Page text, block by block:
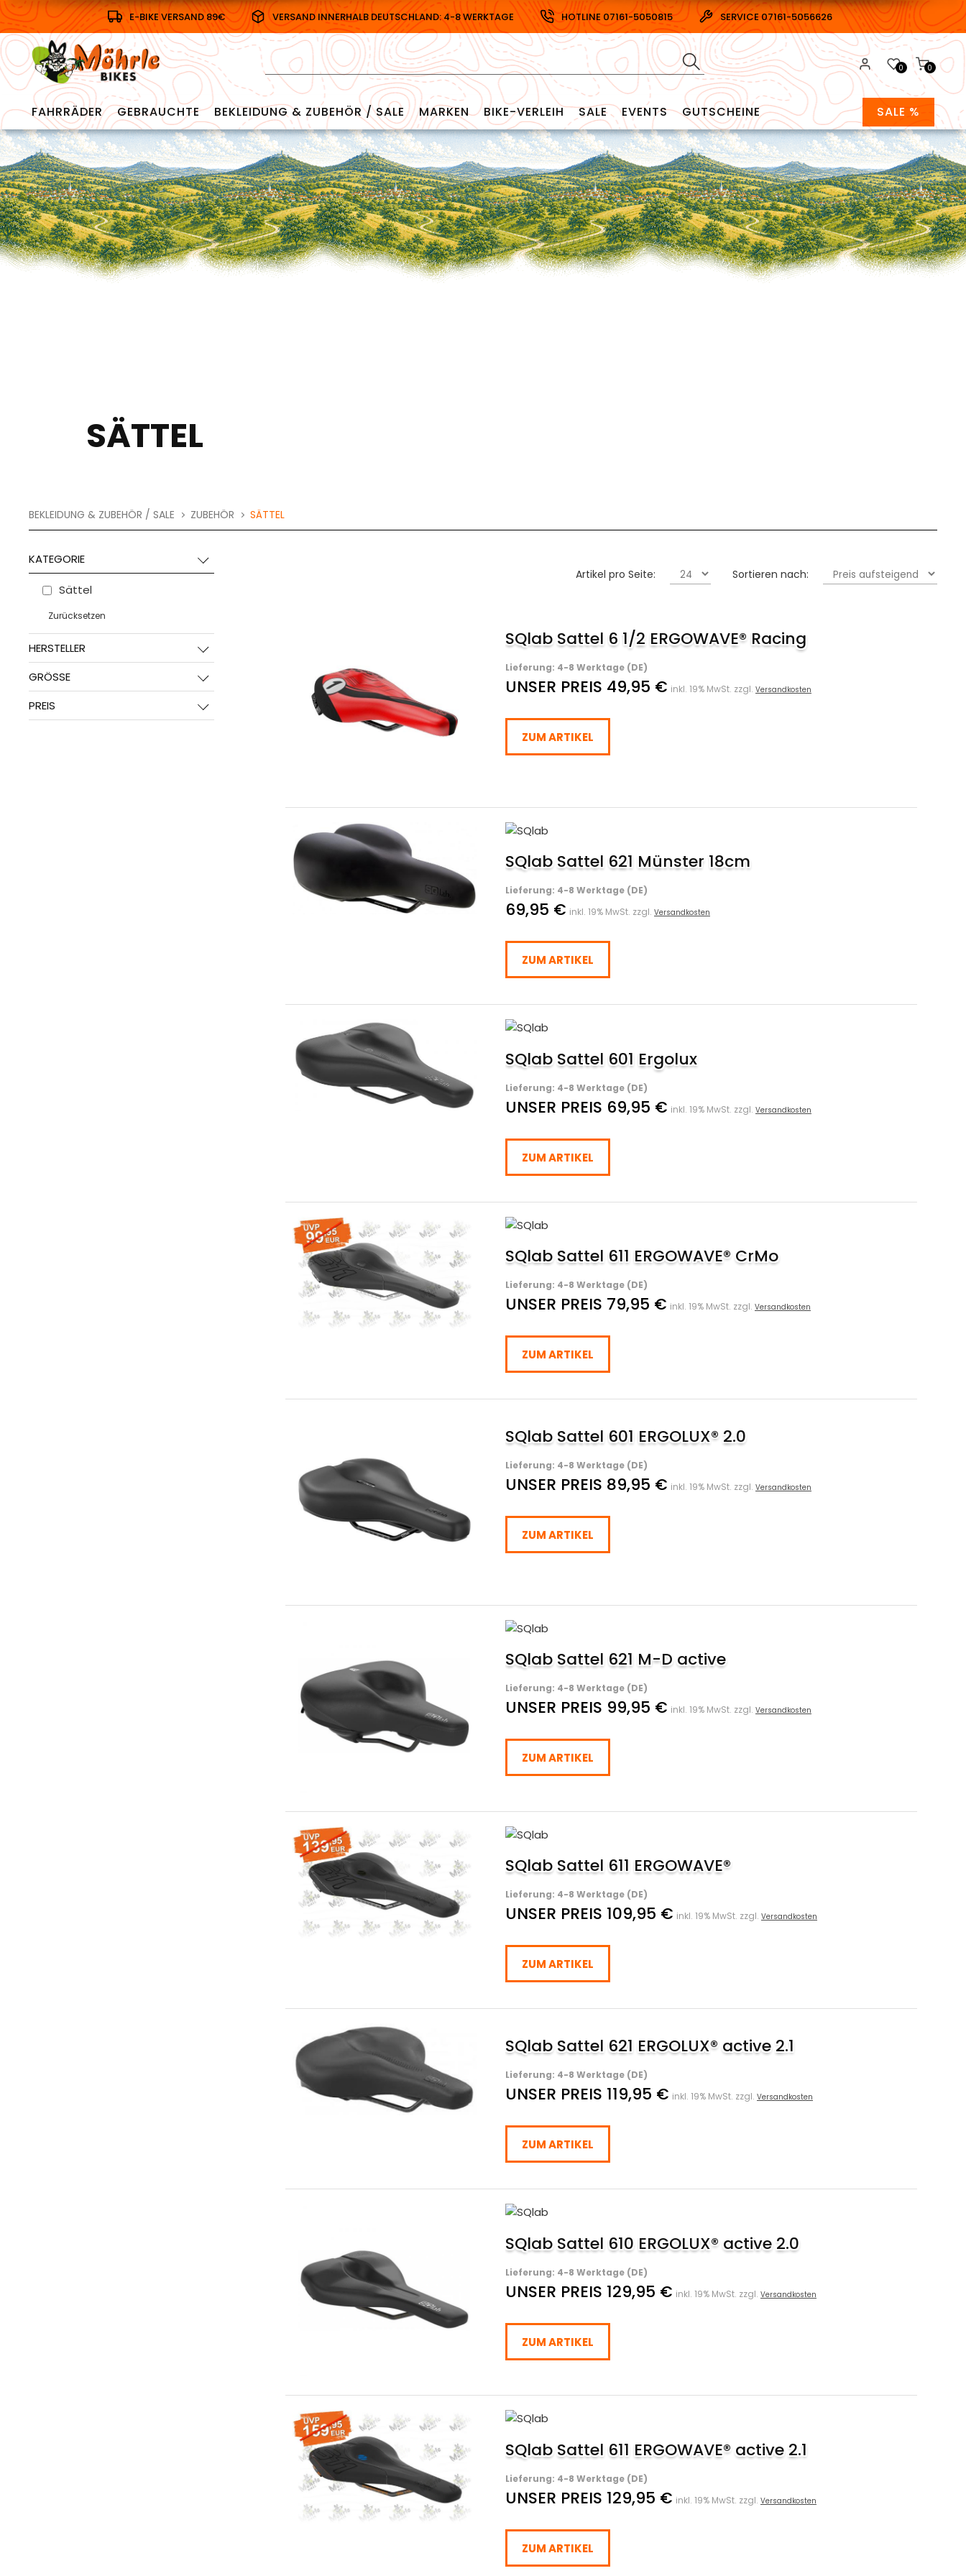
E-BIKE VERSAND 89€ VERSAND INNERHALB DEUTSCHLAND: 4-8 WERKTAGE HOTLINE 07161-5050815 SERVICE 07161-5056626
0
0
FAHRRÄDER GEBRAUCHTE BEKLEIDUNG & ZUBEHÖR / SALE MARKEN BIKE-VERLEIH SALE EVENTS GUTSCHEINE SALE %
SÄTTEL
BEKLEIDUNG & ZUBEHÖR / SALE ZUBEHÖR SÄTTEL
KATEGORIE
Sättel
Zurücksetzen
HERSTELLER
GRÖSSE
PREIS
Sortieren nach:
Artikel pro Seite:
SQlab Sattel 6 1/2 ERGOWAVE® Racing
Lieferung: 4-8 Werktage (DE)
UNSER PREIS 49,95 € inkl. 19% MwSt. zzgl. Versandkosten
ZUM ARTIKEL
SQlab Sattel 621 Münster 18cm
Lieferung: 4-8 Werktage (DE)
69,95 € inkl. 19% MwSt. zzgl. Versandkosten
ZUM ARTIKEL
SQlab Sattel 601 Ergolux
Lieferung: 4-8 Werktage (DE)
UNSER PREIS 69,95 € inkl. 19% MwSt. zzgl. Versandkosten
ZUM ARTIKEL
SQlab Sattel 611 ERGOWAVE® CrMo
Lieferung: 4-8 Werktage (DE)
UNSER PREIS 79,95 € inkl. 19% MwSt. zzgl. Versandkosten
ZUM ARTIKEL
SQlab Sattel 601 ERGOLUX® 2.0
Lieferung: 4-8 Werktage (DE)
UNSER PREIS 89,95 € inkl. 19% MwSt. zzgl. Versandkosten
ZUM ARTIKEL
SQlab Sattel 621 M-D active
Lieferung: 4-8 Werktage (DE)
UNSER PREIS 99,95 € inkl. 19% MwSt. zzgl. Versandkosten
ZUM ARTIKEL
SQlab Sattel 611 ERGOWAVE®
Lieferung: 4-8 Werktage (DE)
UNSER PREIS 109,95 € inkl. 19% MwSt. zzgl. Versandkosten
ZUM ARTIKEL
SQlab Sattel 621 ERGOLUX® active 2.1
Lieferung: 4-8 Werktage (DE)
UNSER PREIS 119,95 € inkl. 19% MwSt. zzgl. Versandkosten
ZUM ARTIKEL
SQlab Sattel 610 ERGOLUX® active 2.0
Lieferung: 4-8 Werktage (DE)
UNSER PREIS 129,95 € inkl. 19% MwSt. zzgl. Versandkosten
ZUM ARTIKEL
SQlab Sattel 611 ERGOWAVE® active 2.1
Lieferung: 4-8 Werktage (DE)
UNSER PREIS 129,95 € inkl. 19% MwSt. zzgl. Versandkosten
ZUM ARTIKEL